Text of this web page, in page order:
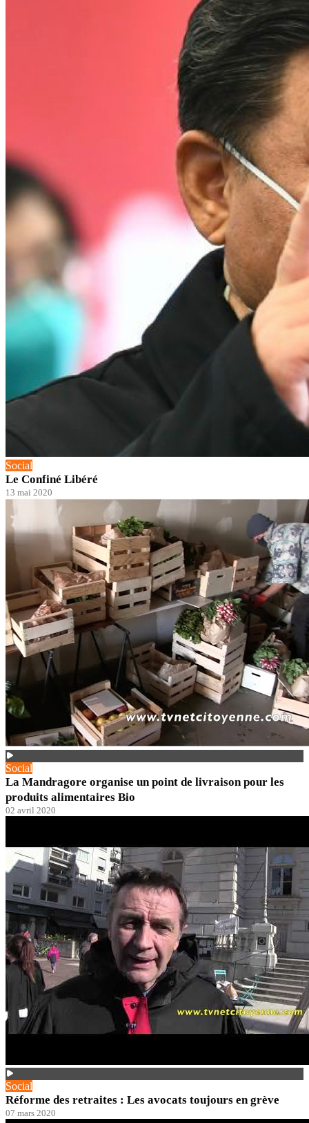
Social
Le Confiné Libéré
13 mai 2020
Social
La Mandragore organise un point de livraison pour les
produits alimentaires Bio
02 avril 2020
Social
Réforme des retraites : Les avocats toujours en grève
07 mars 2020